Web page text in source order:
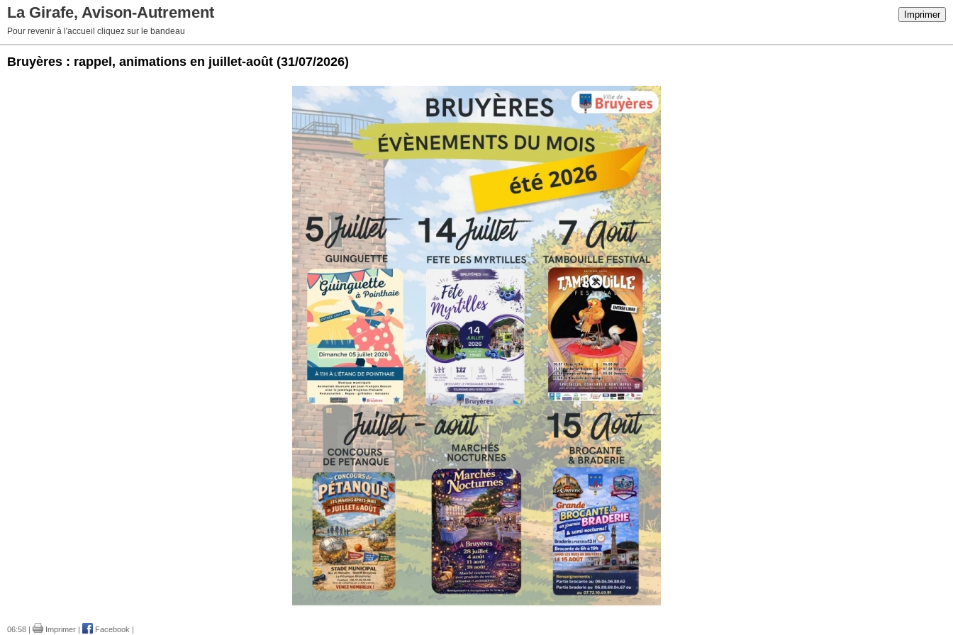
Imprimer
La Girafe, Avison-Autrement
Pour revenir à l'accueil cliquez sur le bandeau
Bruyères : rappel, animations en juillet-août (31/07/2026)
06:58 | Imprimer Facebook